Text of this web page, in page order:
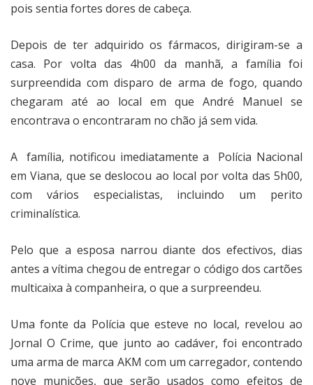
pois sentia fortes dores de cabeça.
Depois de ter adquirido os fármacos, dirigiram-se a
casa. Por volta das 4h00 da manhã, a família foi
surpreendida com disparo de arma de fogo, quando
chegaram até ao local em que André Manuel se
encontrava o encontraram no chão já sem vida.
A família, notificou imediatamente a
Polícia Nacional
em Viana, que se deslocou ao local por volta das 5h00,
com vários especialistas, incluindo um perito
criminalística.
Pelo que a esposa narrou diante dos efectivos, dias
antes a vítima chegou de entregar o código dos cartões
multicaixa à companheira, o que a surpreendeu.
Uma fonte da Polícia que esteve no local, revelou ao
Jornal O Crime, que junto ao cadáver, foi encontrado
uma arma de marca AKM com um carregador, contendo
nove munições, que serão usados como efeitos de